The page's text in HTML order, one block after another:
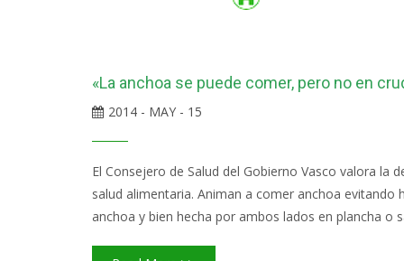
«La anchoa se puede comer, pero no en
2014 - MAY - 15
El Consejero de Salud del Gobierno Vasco valora la
salud alimentaria. Animan a comer anchoa evitando
anchoa y bien hecha por ambos lados en plancha o